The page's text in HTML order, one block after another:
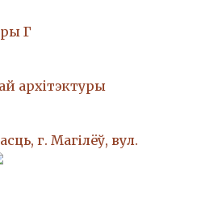
Г
архiтэктуры
г. Магілёў, вул.